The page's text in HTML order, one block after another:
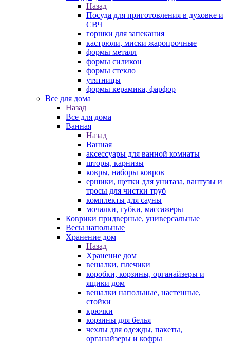
Назад
Посуда для приготовления в духовке и
СВЧ
горшки для запекания
кастрюли, миски жаропрочные
формы металл
формы силикон
формы стекло
утятницы
формы керамика, фарфор
Все для дома
Назад
Все для дома
Ванная
Назад
Ванная
аксессуары для ванной комнаты
шторы, карнизы
ковры, наборы ковров
ершики, щетки для унитаза, вантузы и
тросы для чистки труб
комплекты для сауны
мочалки, губки, массажеры
Коврики придверные, универсальные
Весы напольные
Хранение дом
Назад
Хранение дом
вешалки, плечики
коробки, корзины, органайзеры и
ящики дом
вешалки напольные, настенные,
стойки
крючки
корзины для белья
чехлы для одежды, пакеты,
органайзеры и кофры